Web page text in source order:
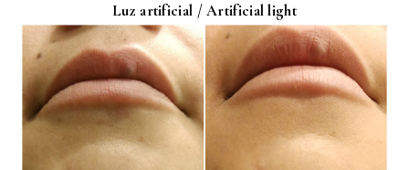
Luz artificial / Artificial light